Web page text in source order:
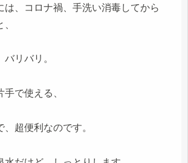
は、コロナ禍、手洗い消毒してから
リバリ。
で使える、
、超便利なのです。